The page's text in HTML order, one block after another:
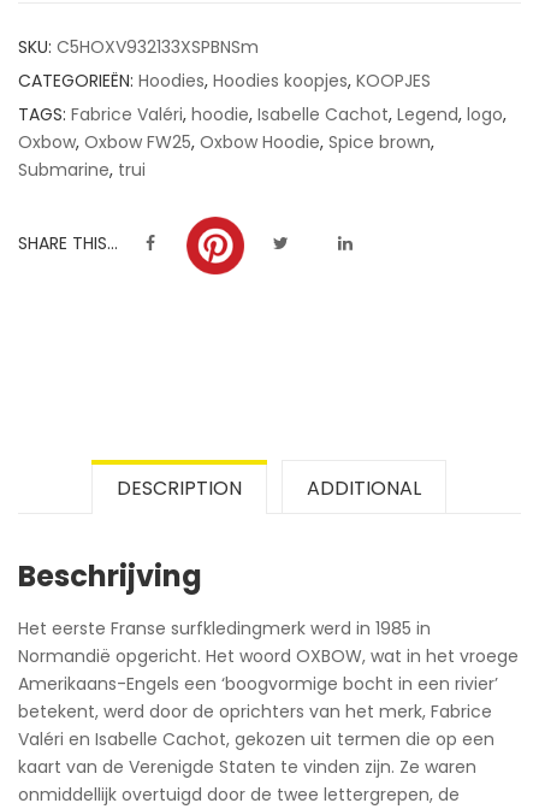
ratings
SKU: C5HOXV932133XSPBNSm
CATEGORIEËN: Hoodies, Hoodies koopjes, KOOPJES
TAGS: Fabrice Valéri, hoodie, Isabelle Cachot, Legend, logo,
Oxbow, Oxbow FW25, Oxbow Hoodie, Spice brown,
Submarine, trui
SHARE THIS...
DESCRIPTION ADDITIONAL
Beschrijving
Het eerste Franse surfkledingmerk werd in 1985 in
Normandië opgericht. Het woord OXBOW, wat in het vroege
Amerikaans-Engels een ‘boogvormige bocht in een rivier’
betekent, werd door de oprichters van het merk, Fabrice
Valéri en Isabelle Cachot, gekozen uit termen die op een
kaart van de Verenigde Staten te vinden zijn. Ze waren
onmiddellijk overtuigd door de twee lettergrepen, de